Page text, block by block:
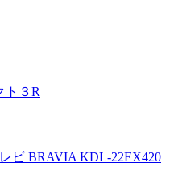
ト３R
ビ BRAVIA KDL-22EX420